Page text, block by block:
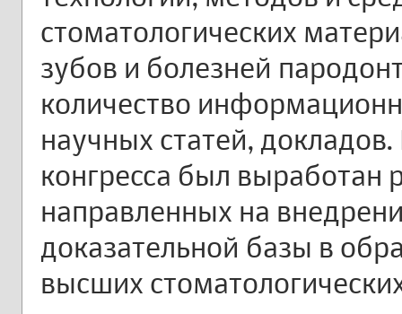
стоматологических
зубов и болезней
количество
научных статей,
конгресса был выработан
направленных на
доказательной базы в
высших